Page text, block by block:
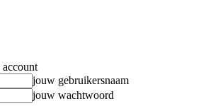
jouw gebruikersnaam
jouw wachtwoord